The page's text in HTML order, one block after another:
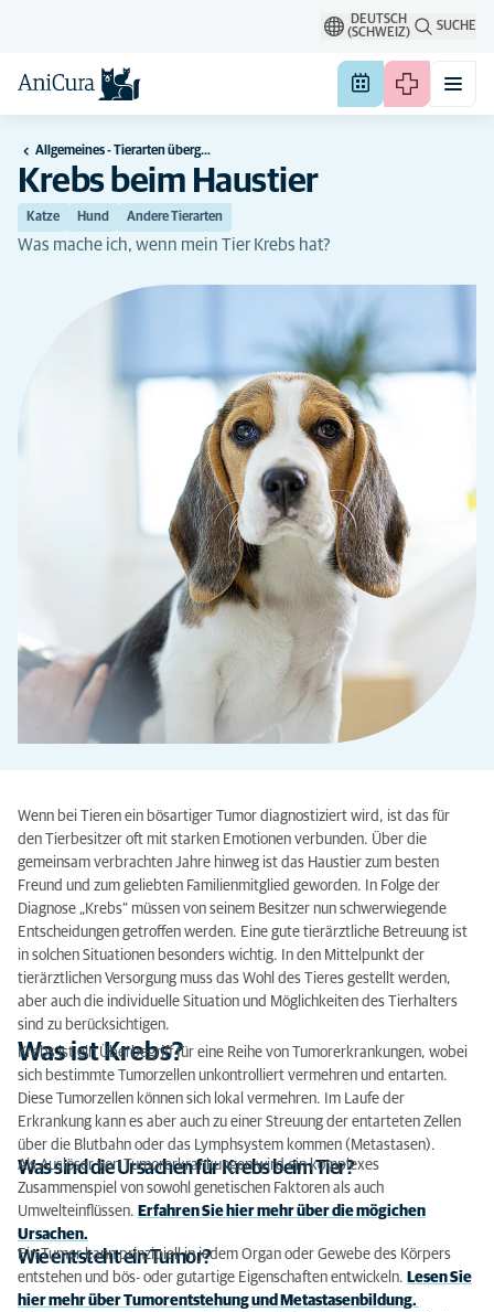
DEUTSCH
(SCHWEIZ)
SUCHE
Allgemeines - Tierarten übergreifend
Krebs beim Haustier
Katze Hund Andere Tierarten
Was mache ich, wenn mein Tier Krebs hat?
Wenn bei Tieren ein bösartiger Tumor diagnostiziert wird, ist das für
den Tierbesitzer oft mit starken Emotionen verbunden. Über die
gemeinsam verbrachten Jahre hinweg ist das Haustier zum besten
Freund und zum geliebten Familienmitglied geworden. In Folge der
Diagnose „Krebs“ müssen von seinem Besitzer nun schwerwiegende
Entscheidungen getroffen werden. Eine gute tierärztliche Betreuung ist
in solchen Situationen besonders wichtig. In den Mittelpunkt der
tierärztlichen Versorgung muss das Wohl des Tieres gestellt werden,
aber auch die individuelle Situation und Möglichkeiten des Tierhalters
sind zu berücksichtigen.
Was ist Krebs?
Krebs ist ein Überbegriff für eine Reihe von Tumorerkrankungen, wobei
sich bestimmte Tumorzellen unkontrolliert vermehren und entarten.
Diese Tumorzellen können sich lokal vermehren. Im Laufe der
Erkrankung kann es aber auch zu einer Streuung der entarteten Zellen
über die Blutbahn oder das Lymphsystem kommen (Metastasen).
Was sind die Ursachen für Krebs beim Tier?
Als Auslöser von Tumorerkrankungen wird ein komplexes
Zusammenspiel von sowohl genetischen Faktoren als auch
Umwelteinflüssen. Erfahren Sie hier mehr über die mögichen
Ursachen.
Wie entsteht ein Tumor?
Ein Tumor kann prinzipiell in jedem Organ oder Gewebe des Körpers
entstehen und bös- oder gutartige Eigenschaften entwickeln. Lesen Sie
hier mehr über Tumorentstehung und Metastasenbildung.